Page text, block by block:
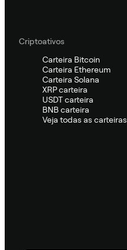
Criptoativos
Carteira Bitcoin
Carteira Ethereum
Carteira Solana
XRP carteira
USDT carteira
BNB carteira
Veja todas as carteiras